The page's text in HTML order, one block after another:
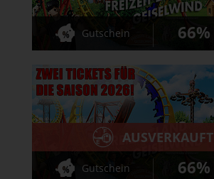
Gutschein 66%
AUSVERKAUFT
Gutschein 66%